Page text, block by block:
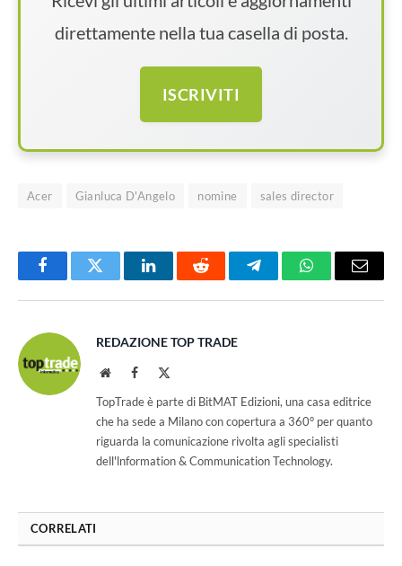
direttamente nella tua casella di posta.
ISCRIVITI
Acer Gianluca D'Angelo nomine sales director
FacebookTwitter LinkedInReddit TelegramWhatsAppEmail
REDAZIONE TOP TRADE
WebsiteFacebook
TopTrade è parte di BitMAT Edizioni, una casa editrice
che ha sede a Milano con copertura a 360° per quanto
riguarda la comunicazione rivolta agli specialisti
dell'lnformation & Communication Technology.
CORRELATI